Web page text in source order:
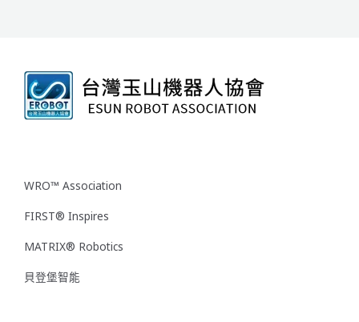
WRO™ Association
FIRST® Inspires
MATRIX® Robotics
貝登堡智能